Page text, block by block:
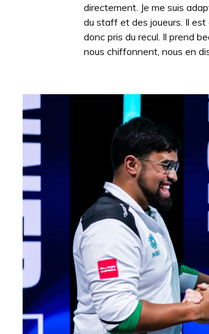
directement. Je me suis
du staff et des joueurs. Il
donc pris du recul. Il prend
nous chiffonnent, nous en